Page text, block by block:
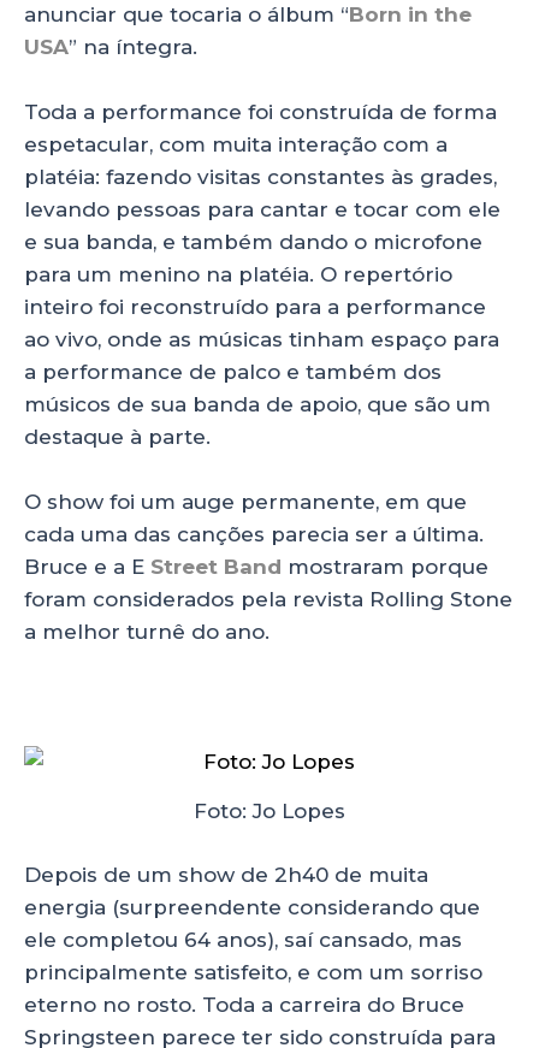
anunciar que tocaria o álbum “Born in the
USA” na íntegra.
Toda a performance foi construída de forma
espetacular, com muita interação com a
platéia: fazendo visitas constantes às grades,
levando pessoas para cantar e tocar com ele
e sua banda, e também dando o microfone
para um menino na platéia. O repertório
inteiro foi reconstruído para a performance
ao vivo, onde as músicas tinham espaço para
a performance de palco e também dos
músicos de sua banda de apoio, que são um
destaque à parte.
O show foi um auge permanente, em que
cada uma das canções parecia ser a última.
Bruce e a E Street Band mostraram porque
foram considerados pela revista Rolling Stone
a melhor turnê do ano.
Foto: Jo Lopes
Depois de um show de 2h40 de muita
energia (surpreendente considerando que
ele completou 64 anos), saí cansado, mas
principalmente satisfeito, e com um sorriso
eterno no rosto. Toda a carreira do Bruce
Springsteen parece ter sido construída para